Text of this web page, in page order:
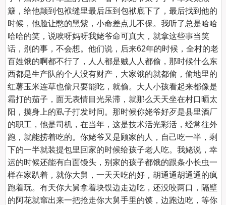
簸，给他颠到包袱缝里最后压到包袱底下了，最后找到他的
时候，他脸让憋的黑紫，小命差点儿不保。我听了总是哈哈
哈哈的笑，说唉呀妈呀我姥爷命可真大，就拿这些事当笑
话，别的事，不会想。他们说，后来62年的时候，全村的老
百姓饿的啊都不行了，人人都是贼人人都偷，那时候什么东
西都是生产队的个人没有财产，大家饿的就都偷，偷地里的
红薯玉米连草也偷只要能吃，就偷。大人小孩看起来都像是
霜打的茄子，面无表情目光呆滞，就那么天天坐在村口晒太
阳，摸身上的虱子打发时间。那时候你姥爷好歹是县里酒厂
的职工，他是司机，在当年，这是技术活光彩活，经常往外
跑，就能捞着吃的。你姥爷又是顾家的人，自己吃一半，剩
下的一半就装提包里回家的时候给孩子老人吃。我姥说，幸
运的时候还能有白面馒头，别家的孩子都饿的跟条小长虫一
样在家趴着，就你大舅，一天天吃的好，胡通通胡通通的疯
跑着玩。有天你大舅拿着块馍边走边吃，还没咬两口，隔壁
的阿花就窜出来一把抢走你大舅手里的馍，边跑边吃，等你